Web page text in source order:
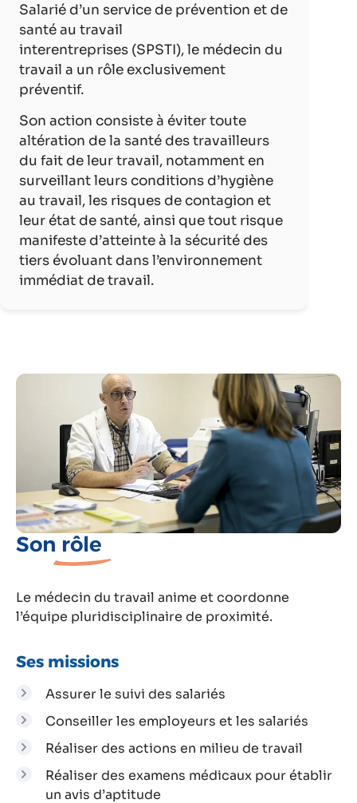
Salarié d’un service de prévention et de
santé au travail
interentreprises (SPSTI), le médecin du
travail a un rôle exclusivement
préventif.
Son action consiste à éviter toute
altération de la santé des travailleurs
du fait de leur travail, notamment en
surveillant leurs conditions d’hygiène
au travail, les risques de contagion et
leur état de santé, ainsi que tout risque
manifeste d’atteinte à la sécurité des
tiers évoluant dans l’environnement
immédiat de travail.
Son rôle
Le médecin du travail anime et coordonne
l’équipe pluridisciplinaire de proximité.
Ses missions
Assurer le suivi des salariés
Conseiller les employeurs et les salariés
Réaliser des actions en milieu de travail
Réaliser des examens médicaux pour établir
un avis d’aptitude